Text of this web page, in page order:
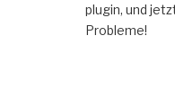
plugin, und
Probleme!